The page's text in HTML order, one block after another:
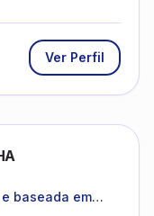
Ver Perfil
baseada em